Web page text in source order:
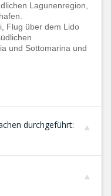
Lagunenregion,
Flug über dem Lido
und Sottomarina und
durchgeführt: